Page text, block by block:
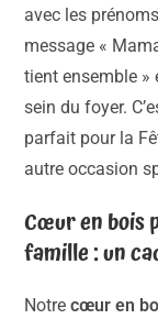
avec les
message «
tient ensemble »
sein du foyer.
parfait pour la
autre occasion
Cœur en bois
famille : un
Notrecœur en